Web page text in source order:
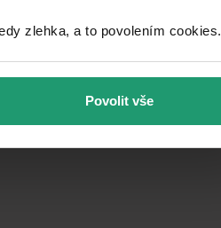
zlehka, a to povolením cookies.​
Povolit vše